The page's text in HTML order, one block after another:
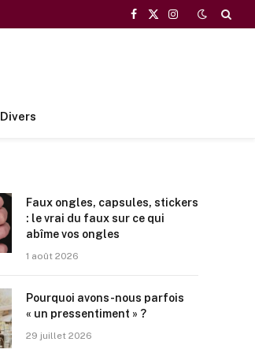
Facebook
X
Instagram
Divers
Faux ongles, capsules, stickers
: le vrai du faux sur ce qui
abîme vos ongles
1 août 2026
Pourquoi avons-nous parfois
« un pressentiment » ?
29 juillet 2026